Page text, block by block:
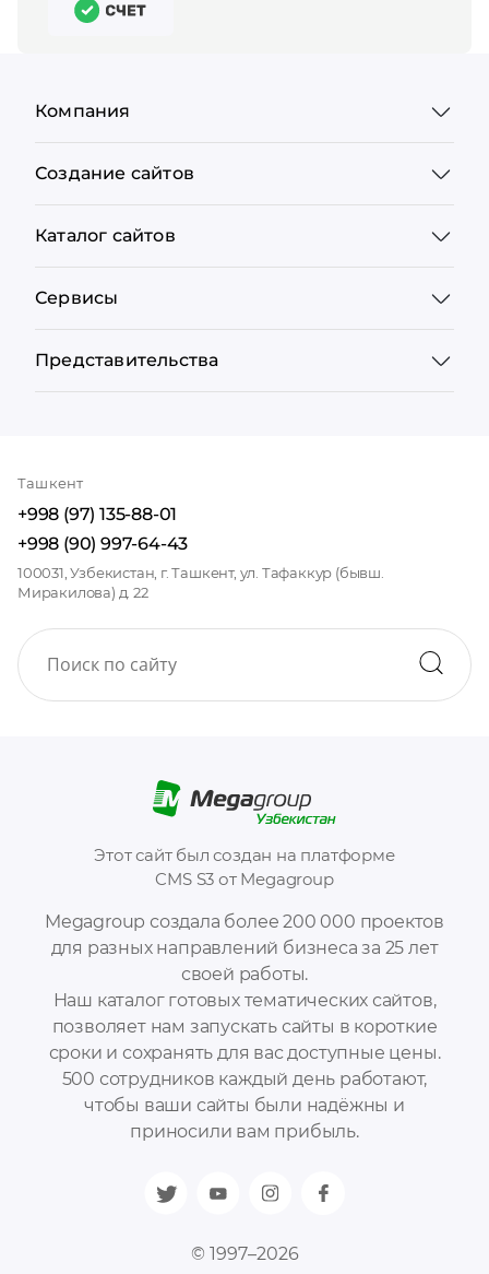
Megagroup создала более 200 000 проектов
для разных направлений бизнеса за 25 лет
своей работы.
Наш каталог готовых тематических сайтов,
позволяет нам запускать сайты в короткие
сроки и сохранять для вас доступные цены.
500 сотрудников каждый день работают,
чтобы ваши сайты были надёжны и
приносили вам прибыль.
© 1997–2026
Этот сайт был создан на платформе
CMS S3 от Megagroup
Компания
Создание сайтов
Каталог сайтов
Сервисы
Представительства
Ташкент
+998 (97) 135-88-01
+998 (90) 997-64-43
100031, Узбекистан, г. Ташкент, ул. Тафаккур (бывш.
Миракилова) д. 22